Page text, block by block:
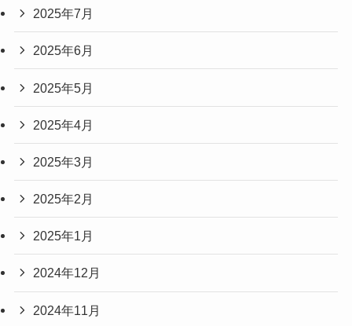
2025年7月
2025年6月
2025年5月
2025年4月
2025年3月
2025年2月
2025年1月
2024年12月
2024年11月